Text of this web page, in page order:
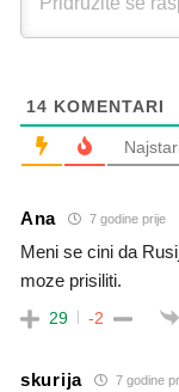
14 KOMENTARI
Ana 7 godine prije
Meni se cini da
moze prisiliti.
29 -2
skurija 7 godine